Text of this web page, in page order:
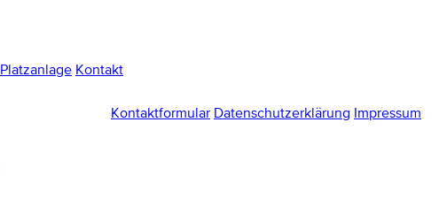
Platzanlage Kontakt
Kontaktformular Datenschutzerklärung Impressum